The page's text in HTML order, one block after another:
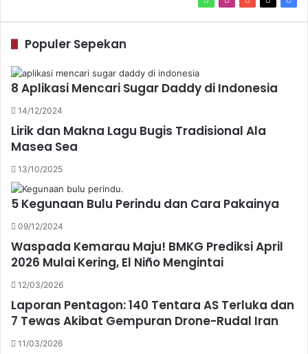
Populer Sepekan
8 Aplikasi Mencari Sugar Daddy di Indonesia
14/12/2024
Lirik dan Makna Lagu Bugis Tradisional Ala
Masea Sea
13/10/2025
5 Kegunaan Bulu Perindu dan Cara Pakainya
09/12/2024
Waspada Kemarau Maju! BMKG Prediksi April
2026 Mulai Kering, El Niño Mengintai
12/03/2026
Laporan Pentagon: 140 Tentara AS Terluka dan
7 Tewas Akibat Gempuran Drone-Rudal Iran
11/03/2026